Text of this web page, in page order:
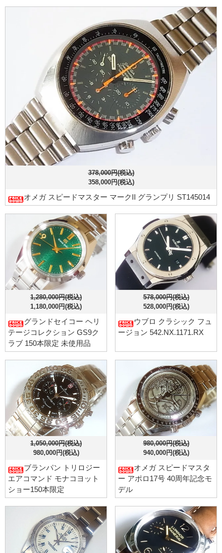
378,000円(税込)
358,000円(税込)
オメガ スピードマスター マークII グランプリ ST145014
1,280,000円(税込)
1,180,000円(税込)
グランドセイコー ヘリ
テージコレクション GS9ク
ラブ 150本限定 未使用品
578,000円(税込)
528,000円(税込)
ウブロ クラシック フュ
ージョン 542.NX.1171.RX
1,050,000円(税込)
980,000円(税込)
ブランパン トリロジー
エアコマンド モナコヨット
ショー150本限定
980,000円(税込)
940,000円(税込)
オメガ スピードマスタ
ー アポロ17号 40周年記念モ
デル